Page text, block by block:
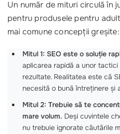
Un număr de mituri circulă în
pentru produsele pentru
mai comune concepții greșite:
Mitul 1: SEO este o soluție
aplicarea rapidă a unor
rezultate. Realitatea este că
necesită o bună întreținere și
Mitul 2: Trebuie să te
mare volum. Deși cuvintele
nu trebuie ignorate căutările